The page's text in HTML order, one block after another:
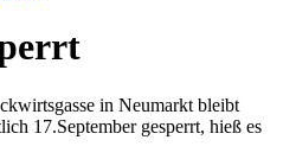
in Neumarkt bleibt
17.September gesperrt, hieß es